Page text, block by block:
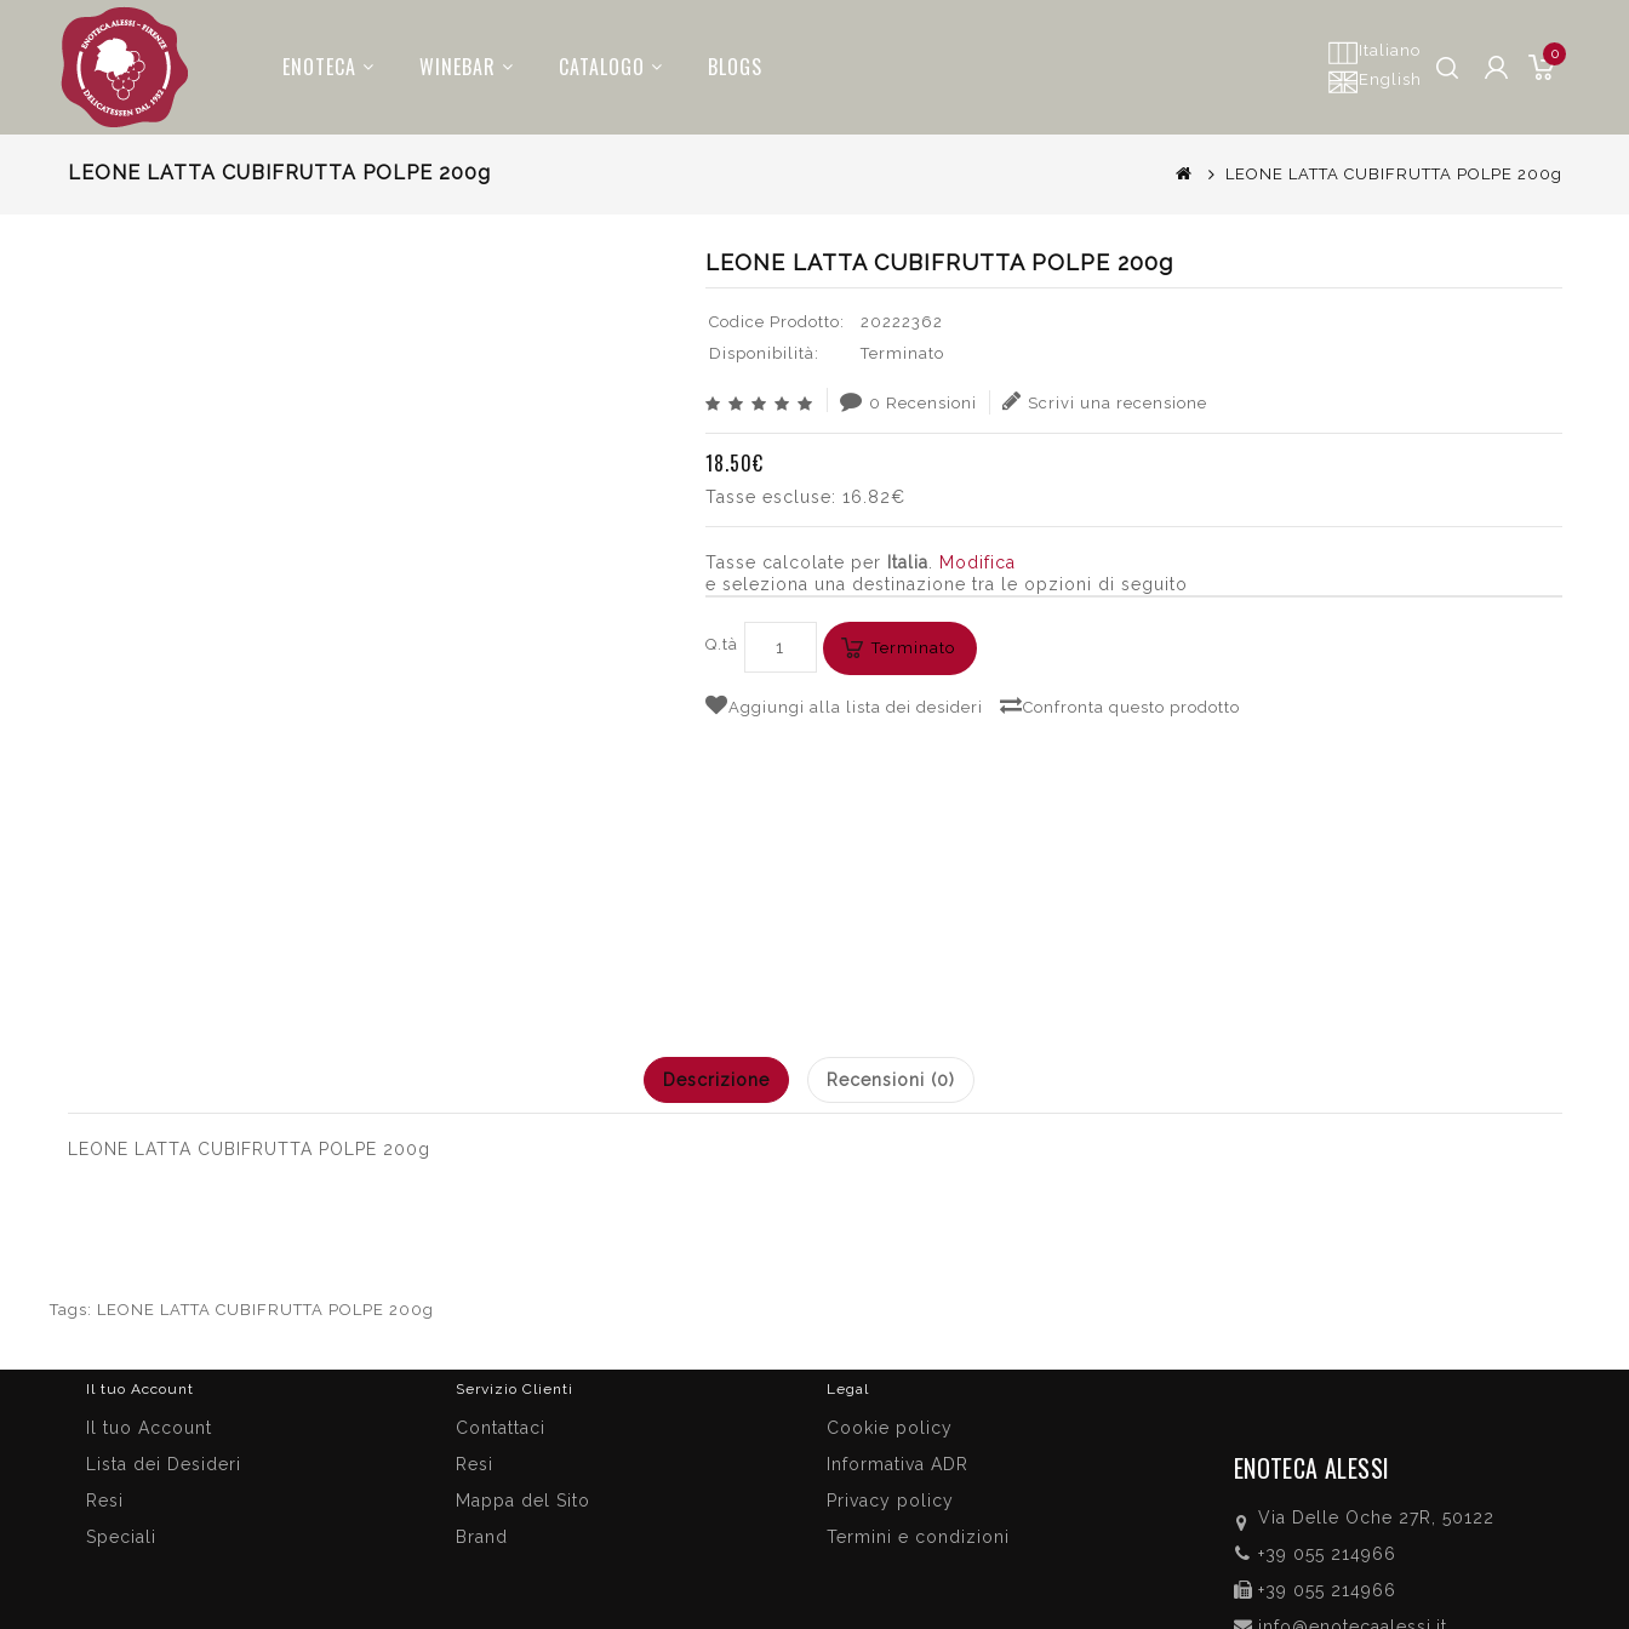
ENOTECA WINEBAR CATALOGO BLOGS
Italiano
English
0
LEONE LATTA CUBIFRUTTA POLPE 200g LEONE LATTA CUBIFRUTTA POLPE 200g
LEONE LATTA CUBIFRUTTA POLPE 200g
Codice Prodotto:
20222362
Disponibilità:
Terminato
0 Recensioni Scrivi una recensione
18.50€
Tasse escluse: 16.82€
Tasse calcolate per Italia
Modifica
e seleziona una destinazione tra le opzioni di seguito
Q.tà Terminato
Aggiungi alla lista dei desideri Confronta questo prodotto
Descrizione Recensioni (0)
LEONE LATTA CUBIFRUTTA POLPE 200g
Tags: LEONE LATTA CUBIFRUTTA POLPE 200g
Legal
Cookie policy
Informativa ADR
Privacy policy
Termini e condizioni
Servizio Clienti
Contattaci
Resi
Mappa del Sito
Brand
Il tuo Account
Il tuo Account
Lista dei Desideri
Resi
Speciali
ENOTECA ALESSI
Via Delle Oche 27R, 50122
+39 055 214966
+39 055 214966